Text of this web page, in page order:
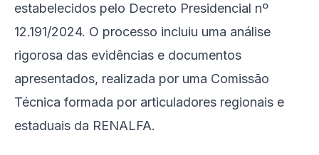
estabelecidos pelo Decreto Presidencial nº
12.191/2024. O processo incluiu uma análise
rigorosa das evidências e documentos
apresentados, realizada por uma Comissão
Técnica formada por articuladores regionais e
estaduais da RENALFA.